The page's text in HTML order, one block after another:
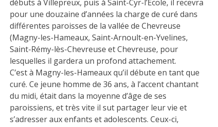
débuts à Villepreux, puis à Saint-Cyr-l’École, il recevra
pour une douzaine d’années la charge de curé dans
différentes paroisses de la vallée de Chevreuse
(Magny-les-Hameaux, Saint-Arnoult-en-Yvelines,
Saint-Rémy-lès-Chevreuse et Chevreuse, pour
lesquelles il gardera un profond attachement.
C’est à Magny-les-Hameaux qu’il débute en tant que
curé. Ce jeune homme de 36 ans, à l’accent chantant
du midi, était dans la moyenne d’âge de ses
paroissiens, et très vite il sut partager leur vie et
s’adresser aux enfants et adolescents. Ceux-ci,